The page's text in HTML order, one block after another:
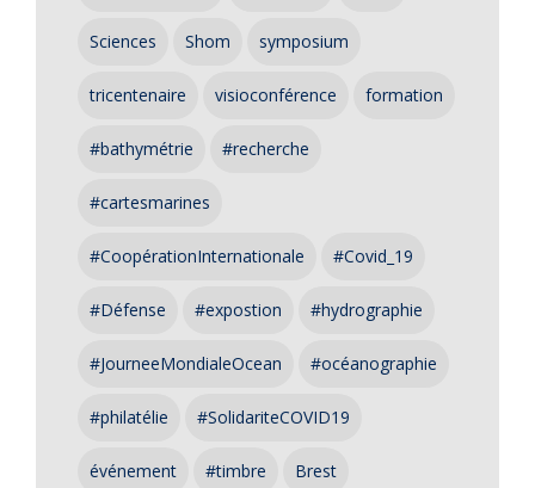
Sciences Shom symposium
tricentenaire visioconférence formation
#bathymétrie #recherche
#cartesmarines
#CoopérationInternationale #Covid_19
#Défense #expostion #hydrographie
#JourneeMondialeOcean #océanographie
#philatélie #SolidariteCOVID19
événement #timbre Brest